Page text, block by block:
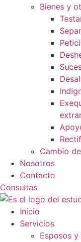
Bienes y
Cambio
Nosotros
Contacto
Consultas
Inicio
Servicios
Esposos